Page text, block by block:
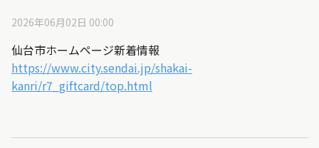
2026年06月02日 00:00
仙台市ホームページ新着情報
https://www.city.sendai.jp/shakai-
kanri/r7_giftcard/top.html